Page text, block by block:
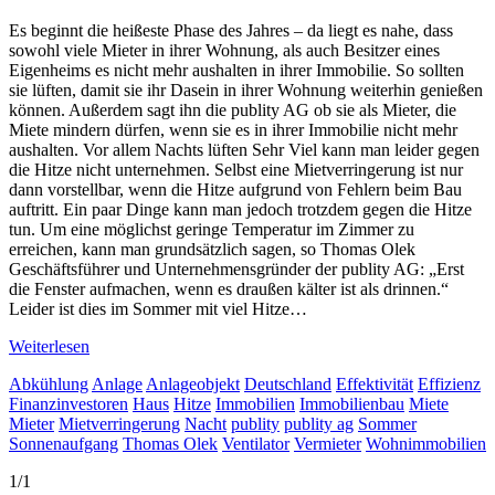
Es beginnt die heißeste Phase des Jahres – da liegt es nahe, dass
sowohl viele Mieter in ihrer Wohnung, als auch Besitzer eines
Eigenheims es nicht mehr aushalten in ihrer Immobilie. So sollten
sie lüften, damit sie ihr Dasein in ihrer Wohnung weiterhin genießen
können. Außerdem sagt ihn die publity AG ob sie als Mieter, die
Miete mindern dürfen, wenn sie es in ihrer Immobilie nicht mehr
aushalten. Vor allem Nachts lüften Sehr Viel kann man leider gegen
die Hitze nicht unternehmen. Selbst eine Mietverringerung ist nur
dann vorstellbar, wenn die Hitze aufgrund von Fehlern beim Bau
auftritt. Ein paar Dinge kann man jedoch trotzdem gegen die Hitze
tun. Um eine möglichst geringe Temperatur im Zimmer zu
erreichen, kann man grundsätzlich sagen, so Thomas Olek
Geschäftsführer und Unternehmensgründer der publity AG: „Erst
die Fenster aufmachen, wenn es draußen kälter ist als drinnen.“
Leider ist dies im Sommer mit viel Hitze…
Weiterlesen
Abkühlung Anlage Anlageobjekt Deutschland Effektivität Effizienz
Finanzinvestoren Haus Hitze Immobilien Immobilienbau Miete
Mieter Mietverringerung Nacht publity publity ag Sommer
Sonnenaufgang Thomas Olek Ventilator Vermieter Wohnimmobilien
1/1